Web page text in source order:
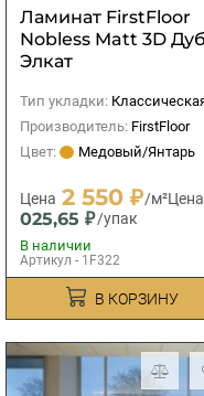
Ламинат FirstFloor
Nobless Matt 3D Дуб
Элкат
Тип укладки: Классическая
Производитель: FirstFloor
Цвет:
Медовый/Янтарь
Цена 2 550 ₽/м²Цена
025,65 ₽/упак
В наличии
Артикул - 1F322
В КОРЗИНУ